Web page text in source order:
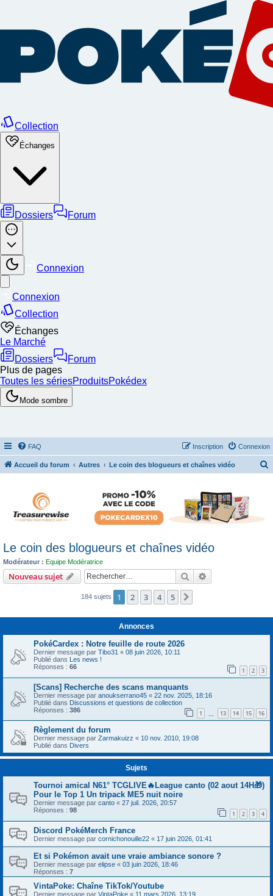
FAQ Connexion
Inscription
Accueil du forum Autres Le coin des blogueurs et chaînes vidéo
Le coin des blogueurs et chaînes vidéo
Modérateur : Equipe Modératrice
Nouveau sujet Rechercher
184 sujets 1 2 3 4 5
Annonces
PokéCardex : Notre feuille de route 2026
Dernier message par Tibo31 « 08 juin 2026, 10:11
Publié dans Les news !
Réponses : 66 1 2 3
[Scans] Recherche des scans manquants
Dernier message par anoukserrano45 « 22 nov. 2025, 18:16
Publié dans Discussions et questions de collection
Réponses : 386 1 13 14 15 16
Règlement du forum
Dernier message par Zarmakuizz « 10 nov. 2010, 19:08
Publié dans Divers
Sujets
Tournoi amical N61° TCGLIVE🔥League canto (02 aout 14H🎁)
Pour le Top 1 Un tripack ME5 nuit noire
Dernier message par canto « 27 juil. 2026, 20:57
Réponses : 98 1 2 3 4
Discord PokéMerch France
Dernier message par cornichonouille22 « 17 juin 2026, 01:41
Et si Pokémon avait une vraie ambiance sonore ?
Dernier message par elipse « 03 juin 2026, 18:46
Réponses : 7
VintaPoke: Chaîne TikTok/Youtube
Dernier message par VintaPoke « 11 mars 2026, 13:19